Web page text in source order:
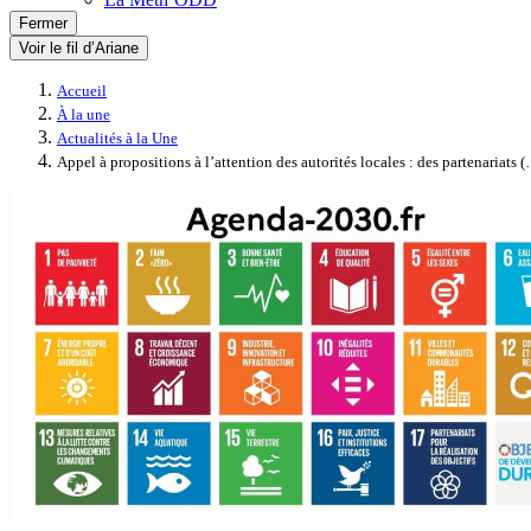
Fermer
Voir le fil d’Ariane
Accueil
À la une
Actualités à la Une
Appel à propositions à l’attention des autorités locales : des partenariats